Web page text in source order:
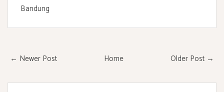
Bandung
← Newer Post Older Post →
Home